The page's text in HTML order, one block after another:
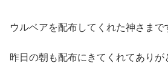
ウルベアを配布してくれた神さま
昨日の朝も配布にきてくれてありが